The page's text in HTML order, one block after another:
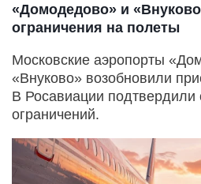
«Домодедово» и
ограничения на полеты
Московские аэропорты
«Внуково» возобновили
В Росавиации подтвердили
ограничений.